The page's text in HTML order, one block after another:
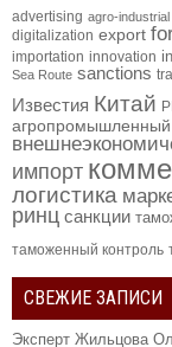
advertising agro-
digitalization export
importation innovation
Sea Route sanctions
Известия Китай
агропромышленный
импорт
логистика
ринц санкции
таможенный контроль
СВЕЖИЕ ЗАПИСИ
Эксперт Жильцова